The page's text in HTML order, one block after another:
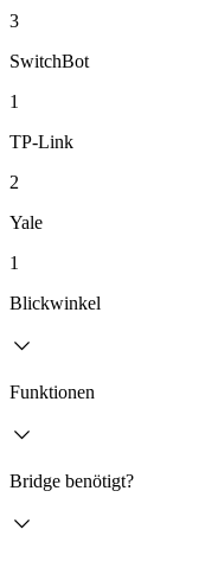
3
SwitchBot
1
TP-Link
2
Yale
1
Blickwinkel
Funktionen
Bridge benötigt?